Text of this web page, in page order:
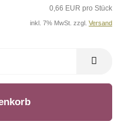
0,66 EUR pro Stück
inkl. 7% MwSt. zzgl. Versand